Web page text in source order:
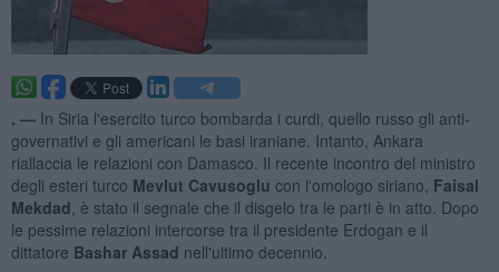
. — In Siria l'esercito turco bombarda i curdi, quello russo gli anti-
governativi e gli americani le basi iraniane. Intanto, Ankara
riallaccia le relazioni con Damasco. Il recente incontro del ministro
degli esteri turco Mevlut Cavusoglu con l'omologo siriano, Faisal
Mekdad , è stato il segnale che il disgelo tra le parti è in atto. Dopo
le pessime relazioni intercorse tra il presidente Erdogan e il
dittatore Bashar Assad nell'ultimo decennio.